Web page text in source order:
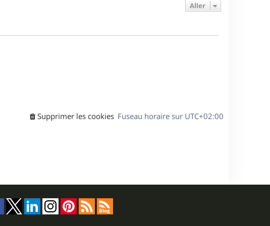
e
Aller
Fuseau horaire sur UTC+02:00
Supprimer les cookies